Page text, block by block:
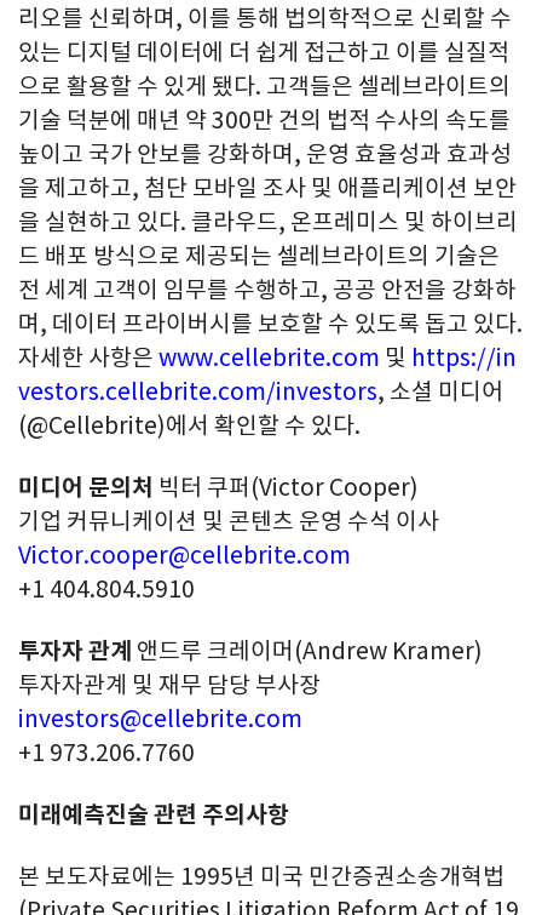
리오를 신뢰하며 , 이를 통해 법의학적으로 신뢰할 수
있는 디지털 데이터에 더 쉽게 접근하고 이를 실질적
으로 활용할 수 있게 됐다. 고객들은 셀레브라이트의
기술 덕분에 매년 약 300만 건의 법적 수사의 속도를
높이고 국가 안보를 강화하며 , 운영 효율성과 효과성
을 제고하고, 첨단 모바일 조사 및 애플리케이션 보안
을 실현하고 있다. 클라우드, 온프레미스 및 하이브리
드 배포 방식으로 제공되는 셀레브라이트의 기술은
전 세계 고객이 임무를 수행하고, 공공 안전을 강화하
며 , 데이터 프라이버시를 보호할 수 있도록 돕고 있다.
자세한 사항은 www.cellebrite.com 및 https://in
vestors.cellebrite.com/investors, 소셜 미디어
(@Cellebrite)에서 확인할 수 있다.
미디어 문의처 빅터 쿠퍼(Victor Cooper)
기업 커뮤니케이션 및 콘텐츠 운영 수석 이사
Victor.cooper@cellebrite.com
+1 404.804.5910
투자자 관계 앤드루 크레이머(Andrew Kramer)
투자자관계 및 재무 담당 부사장
investors@cellebrite.com
+1 973.206.7760
미래예측진술 관련 주의사항
본 보도자료에는 1995년 미국 민간증권소송개혁법